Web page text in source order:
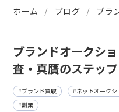
ホーム ブログ ブラ
ブランドオークシ
査・真贋のステッ
#ブランド買取 #ネットオークシ
#副業